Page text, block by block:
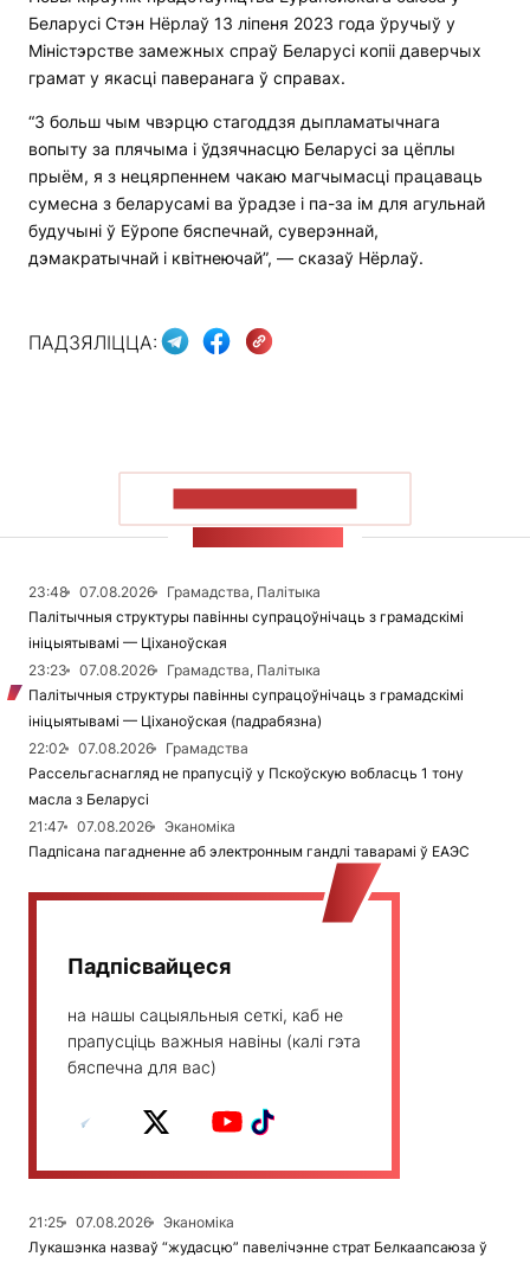
Беларусі Стэн Нёрлаў 13 ліпеня 2023 года ўручыў у
Міністэрстве замежных спраў Беларусі копіі даверчых
грамат у якасці паверанага ў справах.
“З больш чым чвэрцю стагоддзя дыпламатычнага
вопыту за плячыма і ўдзячнасцю Беларусі за цёплы
прыём, я з нецярпеннем чакаю магчымасці працаваць
сумесна з беларусамі ва ўрадзе і па-за ім для агульнай
будучыні ў Еўропе бяспечнай, суверэннай,
дэмакратычнай і квітнеючай”, — сказаў Нёрлаў.
ПАДЗЯЛІЦЦА:
23:48 07.08.2026
Грамадства, Палітыка
Палітычныя структуры павінны супрацоўнічаць з грамадскімі
ініцыятывамі — Ціханоўская
23:23
07.08.2026
Грамадства, Палітыка
Палітычныя структуры павінны супрацоўнічаць з грамадскімі
ініцыятывамі — Ціханоўская (падрабязна)
22:02
07.08.2026
Грамадства
Рассельгаснагляд не прапусціў у Пскоўскую вобласць 1 тону
масла з Беларусі
21:47
07.08.2026
Эканоміка
Падпісана пагадненне аб электронным гандлі таварамі ў ЕАЭС
Падпісвайцеся
на нашы сацыяльныя сеткі, каб не
прапусціць важныя навіны (калі гэта
бяспечна для вас)
21:25 07.08.2026
Эканоміка
Лукашэнка назваў “жудасцю” павелічэнне страт Белкаапсаюза ў